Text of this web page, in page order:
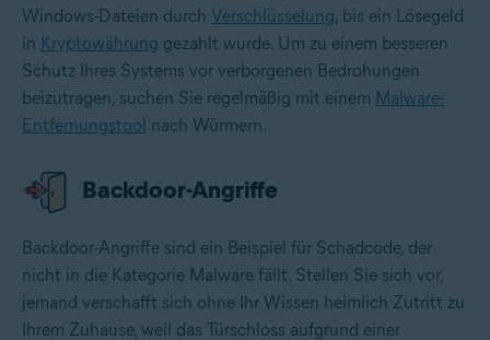
Windows-Dateien durch Verschlüsselung, bis ein Lösegeld
in Kryptowährung gezahlt wurde. Um zu einem besseren
Schutz Ihres Systems vor verborgenen Bedrohungen
beizutragen, suchen Sie regelmäßig mit einem Malware-
Entfernungstool nach Würmern.
Backdoor-Angriffe
Backdoor-Angriffe sind ein Beispiel für Schadcode, der
nicht in die Kategorie Malware fällt. Stellen Sie sich vor,
jemand verschafft sich ohne Ihr Wissen heimlich Zutritt zu
Ihrem Zuhause, weil das Türschloss aufgrund einer